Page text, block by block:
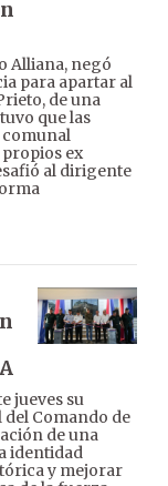
Alliana, negó
para apartar al
de una
que las
comunal
ex
al dirigente
jueves su
Comando de
de una
identidad
y mejorar